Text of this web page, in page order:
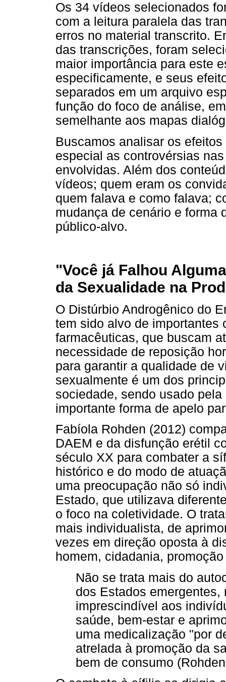
Os 34 vídeos selecionados
com a leitura paralela das
erros no material transcrito.
das transcrições, foram
maior importância para este
especificamente, e seus
separados em um arquivo
função do foco de análise,
semelhante aos mapas
Buscamos analisar os
especial as controvérsias
envolvidas. Além dos
vídeos; quem eram os
quem falava e como falava;
mudança de cenário e forma
público-alvo.
"Você já Falhou
da Sexualidade na
O Distúrbio Androgênico do
tem sido alvo de importantes
farmacêuticas, que buscam
necessidade de reposição
para garantir a qualidade de
sexualmente é um dos
sociedade, sendo usado
importante forma de apelo
Fabíola Rohden (2012)
DAEM e da disfunção erétil
século XX para combater a
histórico e do modo de
uma preocupação não só
Estado, que utilizava
o foco na coletividade. O
mais individualista, de
vezes em direção oposta à
homem, cidadania,
Não se trata mais do
dos Estados emergentes,
imprescindível aos
saúde, bem-estar e
uma medicalização "por
atrelada à promoção da
bem de consumo